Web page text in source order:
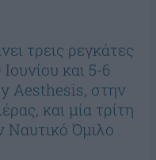
τρεις ρεγκάτες
και 5-6
Aesthesis, στην
και μία τρίτη
Ναυτικό Όμιλο